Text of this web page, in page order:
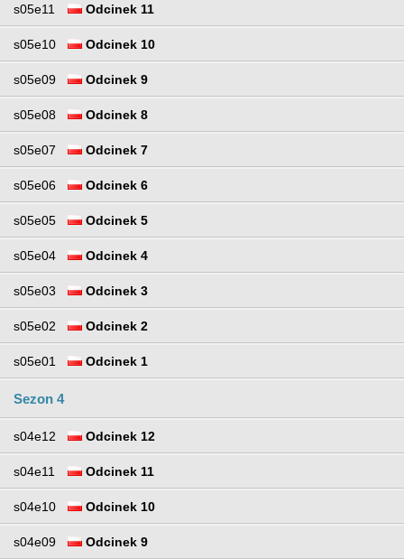
s05e11 Odcinek 11
s05e10 Odcinek 10
s05e09 Odcinek 9
s05e08 Odcinek 8
s05e07 Odcinek 7
s05e06 Odcinek 6
s05e05 Odcinek 5
s05e04 Odcinek 4
s05e03 Odcinek 3
s05e02 Odcinek 2
s05e01 Odcinek 1
Sezon 4
s04e12 Odcinek 12
s04e11 Odcinek 11
s04e10 Odcinek 10
s04e09 Odcinek 9